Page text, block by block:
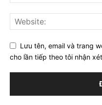
Lưu tên, email và trang
cho lần tiếp theo tôi nhận